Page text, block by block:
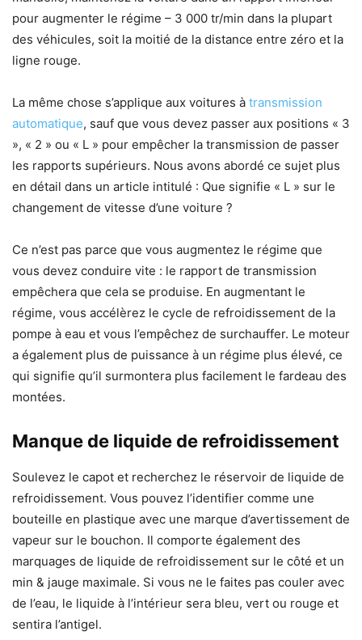
pour augmenter le régime – 3 000 tr/min dans la plupart
des véhicules, soit la moitié de la distance entre zéro et la
ligne rouge.
La même chose s’applique aux voitures à transmission
automatique, sauf que vous devez passer aux positions « 3
», « 2 » ou « L » pour empêcher la transmission de passer
les rapports supérieurs. Nous avons abordé ce sujet plus
en détail dans un article intitulé : Que signifie « L » sur le
changement de vitesse d’une voiture ?
Ce n’est pas parce que vous augmentez le régime que
vous devez conduire vite : le rapport de transmission
empêchera que cela se produise. En augmentant le
régime, vous accélèrez le cycle de refroidissement de la
pompe à eau et vous l’empêchez de surchauffer. Le moteur
a également plus de puissance à un régime plus élevé, ce
qui signifie qu’il surmontera plus facilement le fardeau des
montées.
Manque de liquide de refroidissement
Soulevez le capot et recherchez le réservoir de liquide de
refroidissement. Vous pouvez l’identifier comme une
bouteille en plastique avec une marque d’avertissement de
vapeur sur le bouchon. Il comporte également des
marquages ​​de liquide de refroidissement sur le côté et un
min & jauge maximale. Si vous ne le faites pas couler avec
de l’eau, le liquide à l’intérieur sera bleu, vert ou rouge et
sentira l’antigel.